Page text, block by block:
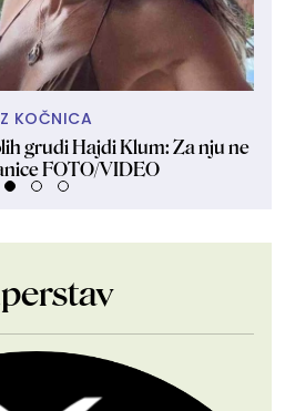
KOČNICA
grudi Hajdi Klum: Za nju ne
FOTO/VIDEO